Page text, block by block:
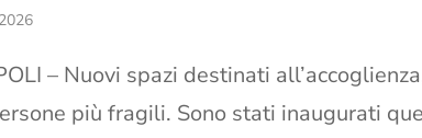
– Nuovi spazi destinati
più fragili. Sono stati inaugurati